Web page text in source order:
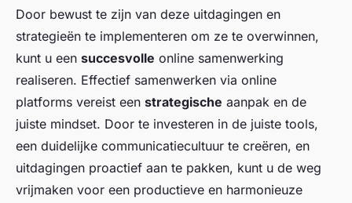
Door bewust te zijn van deze uitdagingen en
strategieën te implementeren om ze te overwinnen,
kunt u een succesvolle online samenwerking
realiseren. Effectief samenwerken via online
platforms vereist een strategische aanpak en de
juiste mindset. Door te investeren in de juiste tools,
een duidelijke communicatiecultuur te creëren, en
uitdagingen proactief aan te pakken, kunt u de weg
vrijmaken voor een productieve en harmonieuze